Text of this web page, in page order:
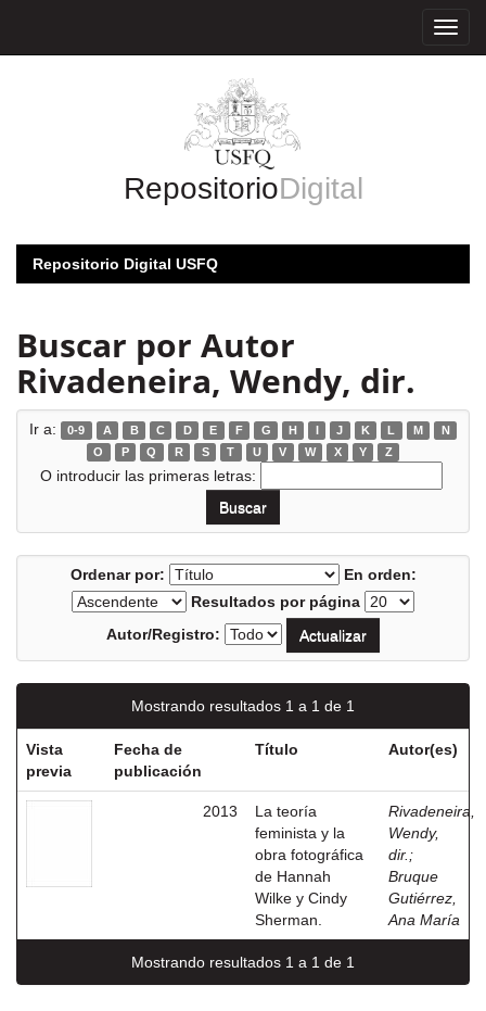
RepositorioDigital
Repositorio Digital USFQ
Buscar por Autor
Rivadeneira, Wendy, dir.
Ir a: 0-9 A B C D E F G H I J K L M
N
O
P Q R S T U V W X Y Z
O introducir las primeras letras:
Ordenar por:
En orden:
Resultados por página
Autor/Registro:
Mostrando resultados 1 a 1 de 1
Vista
previa
Fecha de
publicación
Título Autor(es)
2013
La teoría
feminista y la
obra fotográfica
de Hannah
Wilke y Cindy
Sherman.
Rivadeneira,
Wendy,
dir. ;
Bruque
Gutiérrez,
Ana María
Mostrando resultados 1 a 1 de 1